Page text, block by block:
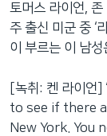
토머스 라이언, 존
주 출신 미군 중 ‘
이 부르는 이 남
[녹취: 켄 라이
to see if there
New York. You